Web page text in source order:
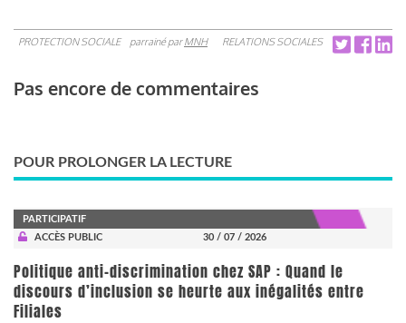
PROTECTION SOCIALE parrainé parMNH RELATIONS SOCIALES
Pas encore de commentaires
POUR PROLONGER LA LECTURE
PARTICIPATIF
ACCÈS PUBLIC
30 / 07 / 2026
Politique anti-discrimination chez SAP : Quand le
discours d’inclusion se heurte aux inégalités entre
Filiales